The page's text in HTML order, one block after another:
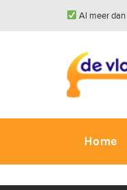
Al meer
Home